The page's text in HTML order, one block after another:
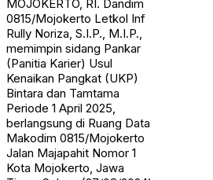
MOJOKERTO, RI. Dandim
0815/Mojokerto Letkol Inf
Rully Noriza, S.I.P., M.I.P.,
memimpin sidang Pankar
(Panitia Karier) Usul
Kenaikan Pangkat (UKP)
Bintara dan Tamtama
Periode 1 April 2025,
berlangsung di Ruang Data
Makodim 0815/Mojokerto
Jalan Majapahit Nomor 1
Kota Mojokerto, Jawa